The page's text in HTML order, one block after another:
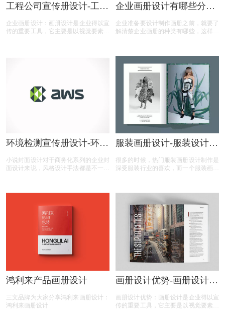
工程公司宣传册设计-工程
内容？
企业画册设计：画册设计是企业得以宣
传的重要工具，它主要是以视觉要素为
企业画册设计有哪些分
企业准备要设计制作画册之前，就要了
解清楚企业画册的种类有哪些，这样才
为您介绍具体企业画册的种类，以及画
册是按什么分类的。
环境检测宣传册设计-环境
么内容？
小说封面设计对于商务化系列的企业封
面设计来说，风格设计手法都是不一样
趣，不要过于硬化，还是要从对齐、对
平衡、造型等方面入手，这些都是必要
详细注意细节，下面，我为大家介绍小
说封面设计还有那些方面。
服装画册设计-服装设计图
很多的时候，热门服装画册设计制作是
深受服装行业的喜欢，而一个服装画册
巧，那么在设计上也是应该不会太难，
为此，我们总结了服装设计图册排版小
鸿利来产品画册设计
三文品牌为大家分享鸿利来画册设计：
鸿利来画册设计
画册设计优势-画册设计的
画册设计优势：画册设计是企业得以宣
传的重要工具，它主要是以视觉要素为